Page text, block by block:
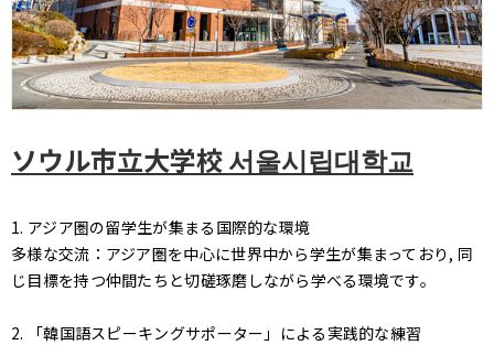
ソウル市立大学校 서울시립대학교
1. アジア圏の留学生が集まる国際的な環境
多様な交流：アジア圏を中心に世界中から学生が集まっており, 同
じ目標を持つ仲間たちと切磋琢磨しながら学べる環境です。
2. 「韓国語スピーキングサポーター」による実践的な練習